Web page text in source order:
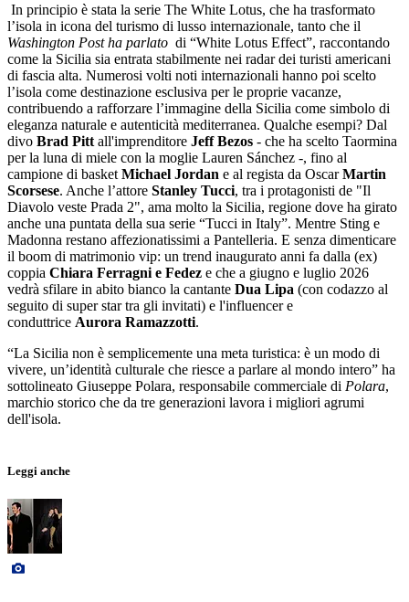
In principio è stata la serie The White Lotus, che ha trasformato
l’isola in icona del turismo di lusso internazionale, tanto che il
Washington Post ha parlato di “White Lotus Effect”, raccontando
come la Sicilia sia entrata stabilmente nei radar dei turisti americani
di fascia alta. Numerosi volti noti internazionali hanno poi scelto
l’isola come destinazione esclusiva per le proprie vacanze,
contribuendo a rafforzare l’immagine della Sicilia come simbolo di
eleganza naturale e autenticità mediterranea. Qualche esempi? Dal
divo Brad Pitt all'imprenditore Jeff Bezos - che ha scelto Taormina
per la luna di miele con la moglie Lauren Sánchez -, fino al
campione di basket Michael Jordan e al regista da OscarMartin
Scorsese. Anche l’attore Stanley Tucci, tra i protagonisti de "Il
Diavolo veste Prada 2", ama molto la Sicilia, regione dove ha girato
anche una puntata della sua serie “Tucci in Italy”. Mentre Sting e
Madonna restano affezionatissimi a Pantelleria. E senza dimenticare
il boom di matrimonio vip: un trend inaugurato anni fa dalla (ex)
coppia Chiara Ferragni e Fedez e che a giugno e luglio 2026
vedrà sfilare in abito bianco la cantante Dua Lipa (con codazzo al
seguito di super star tra gli invitati) e l'influencer e
conduttrice Aurora Ramazzotti.
“La Sicilia non è semplicemente una meta turistica: è un modo di
vivere, un’identità culturale che riesce a parlare al mondo intero” ha
sottolineato Giuseppe Polara, responsabile commerciale di Polara,
marchio storico che da tre generazioni lavora i migliori agrumi
dell'isola.
Leggi anche